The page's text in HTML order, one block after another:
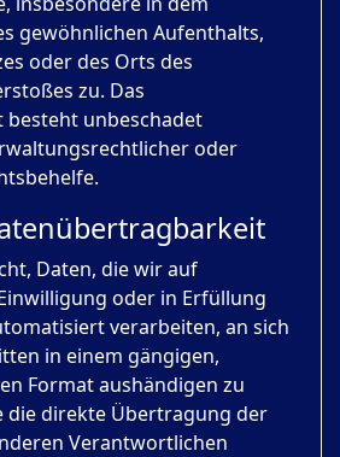
gewöhnlichen Aufenthalts,
oder des Orts des
zu. Das
besteht unbeschadet
oder
Daten, die wir auf
oder in Erfüllung
verarbeiten, an sich
in einem gängigen,
Format aushändigen zu
die direkte Übertragung der
Verantwortlichen